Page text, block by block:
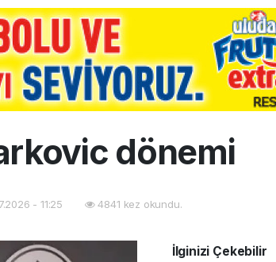
dönemi
- 11:25 4841 kez okundu.
İlginizi Çekebilir